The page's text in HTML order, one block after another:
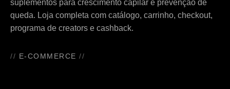
suplementos para crescimento capilar e prevenção de
queda. Loja completa com catálogo, carrinho, checkout,
programa de creators e cashback.
E-COMMERCE